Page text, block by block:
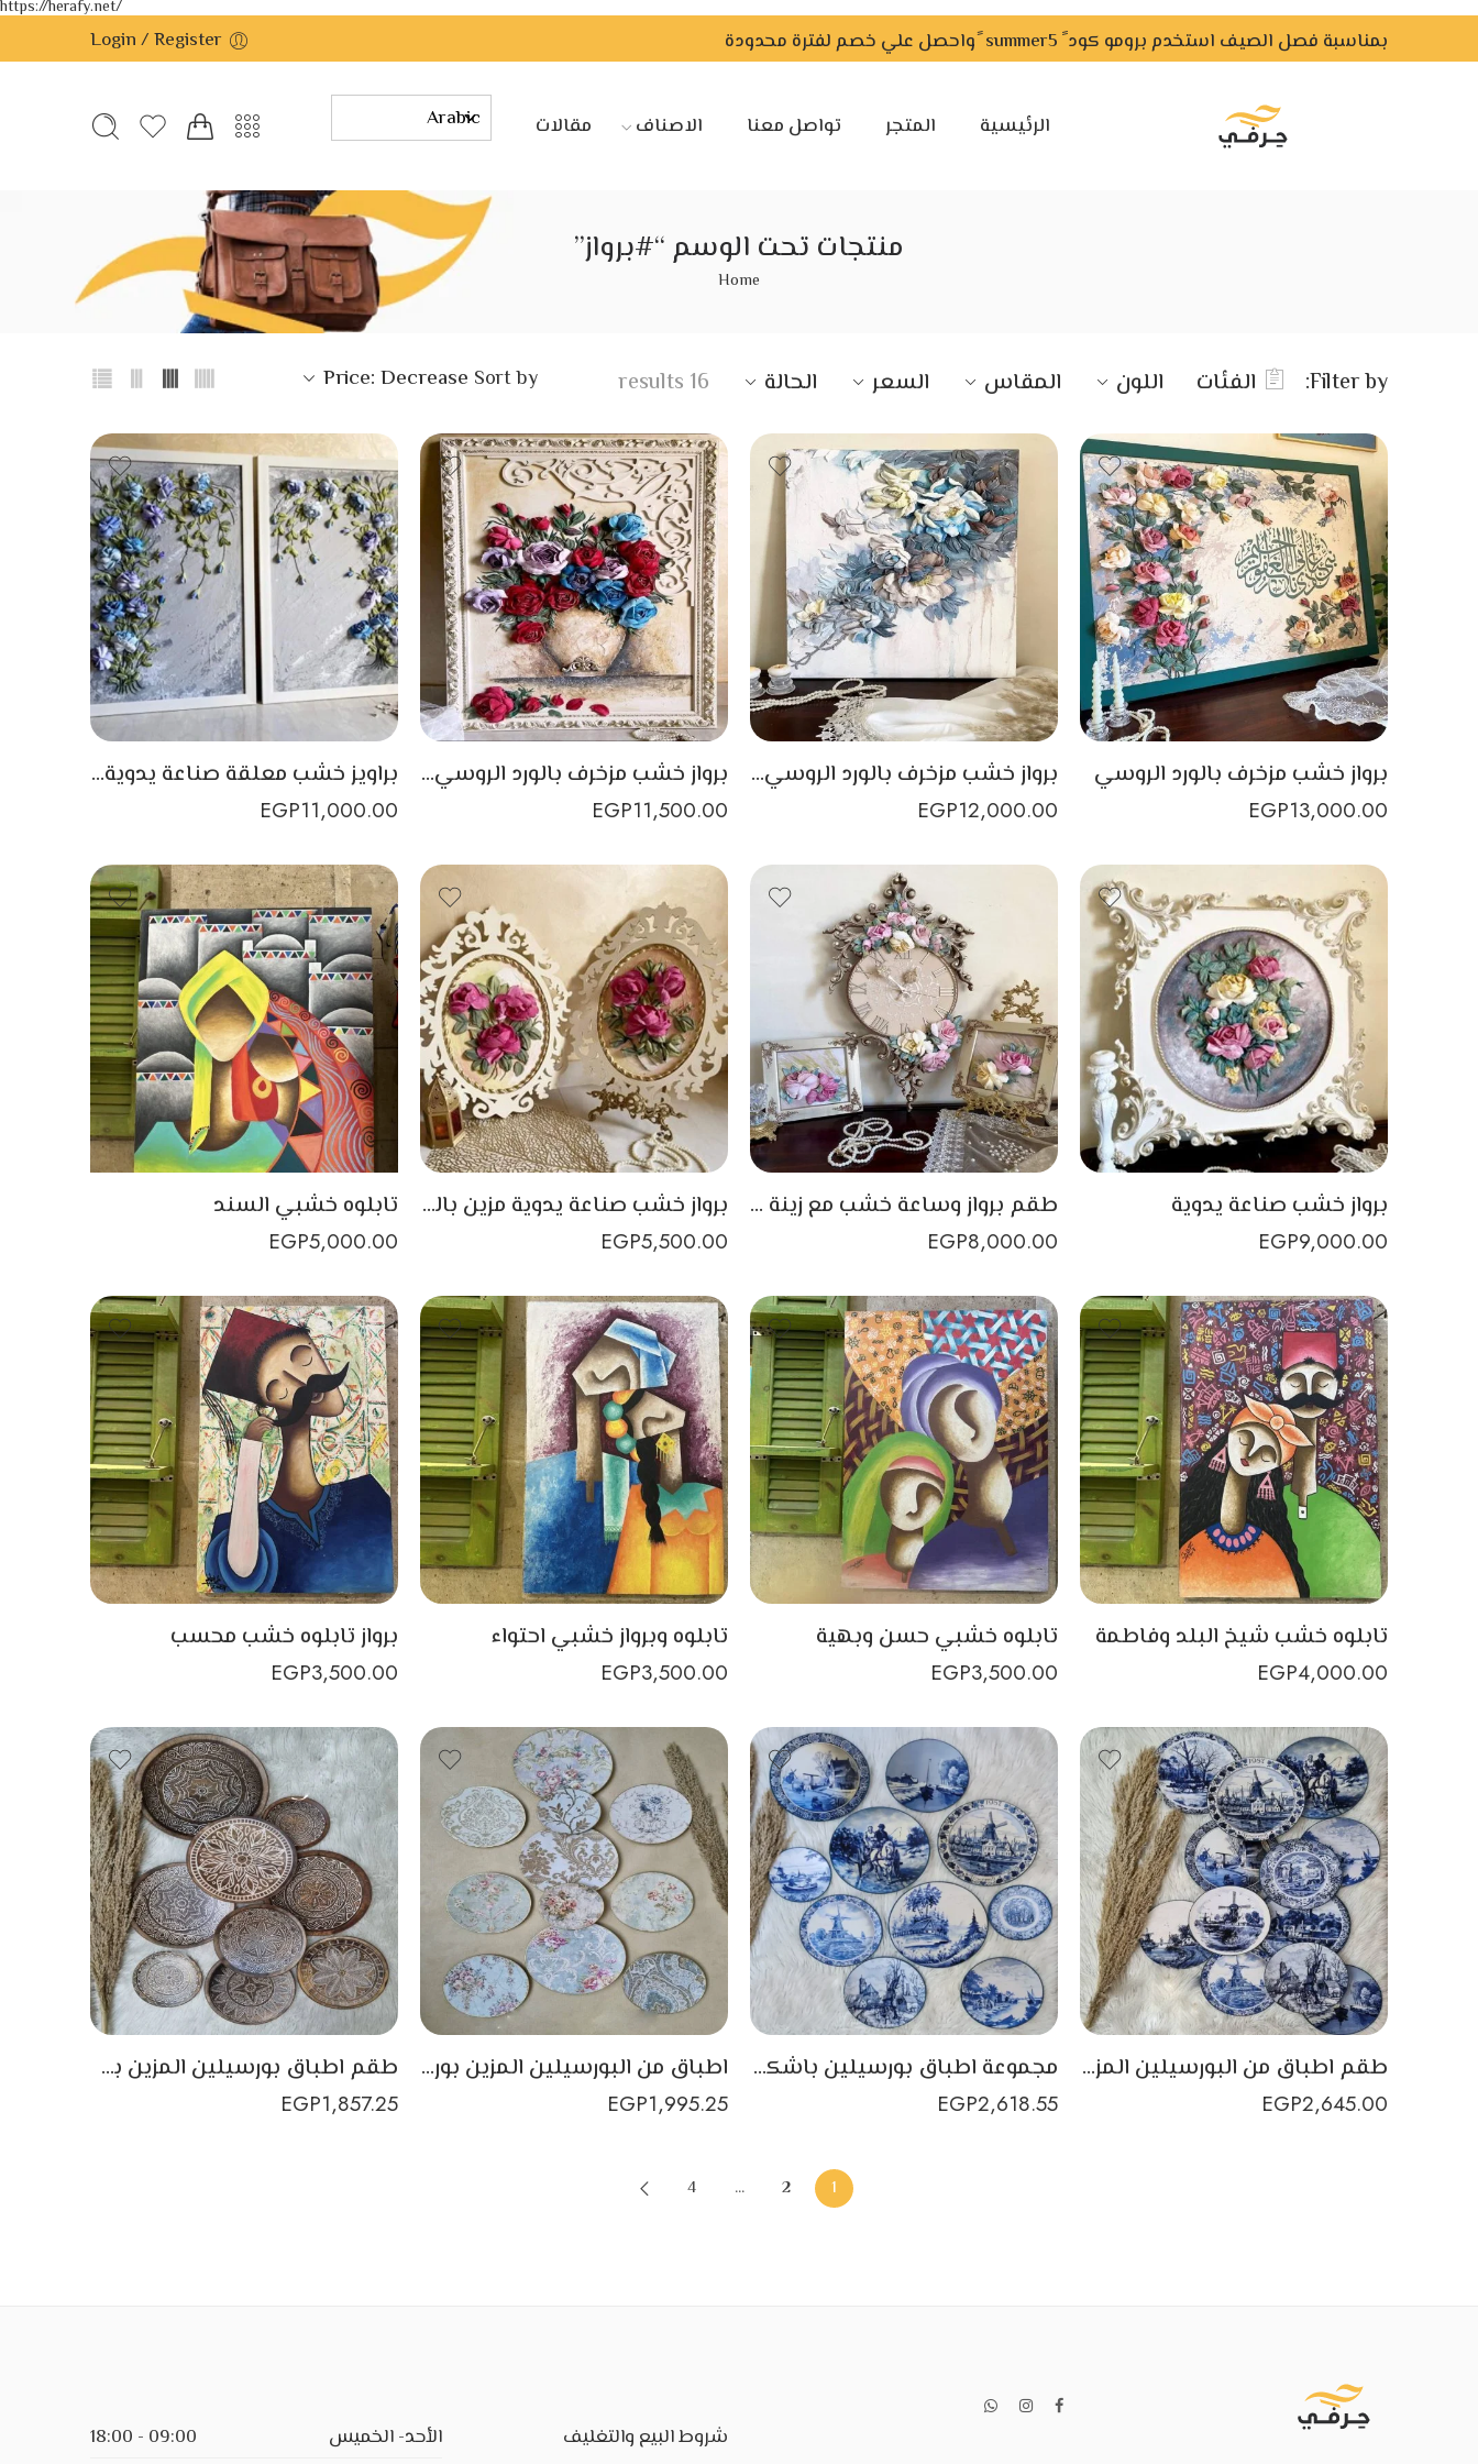
https://herafy.net/
بمناسبة فصل الصيف استخدم برومو كود ً summer5 ًواحصل علي خصم لفترة محدودة Login / Register
الرئيسية المتجر تواصل معنا الاصناف مقالات
منتجات تحت الوسم “#برواز”
Home
Filter by: الفئات اللون المقاس السعر الحالة 16 results
Sort by
Price: Decrease
برواز خشب مزخرف بالورد الروسي
EGP13,000.00
برواز خشب مزخرف بالورد الروسي ذو مظهر جذاب
EGP12,000.00
برواز خشب مزخرف بالورد الروسي ذو مظهر عصري
EGP11,500.00
براويز خشب معلقة صناعة يدوية مع تقنية الورد البارز
EGP11,000.00
برواز خشب صناعة يدوية
EGP9,000.00
طقم برواز وساعة خشب مع زينة الورود البارزة
EGP8,000.00
برواز خشب صناعة يدوية مزين بالورد البارز
EGP5,500.00
تابلوه خشبي السند
EGP5,000.00
تابلوه خشب شيخ البلد وفاطمة
EGP4,000.00
تابلوه خشبي حسن وبهية
EGP3,500.00
تابلوه وبرواز خشبي احتواء
EGP3,500.00
برواز تابلوه خشب محسب
EGP3,500.00
طقم اطباق من البورسيلين المزين برسومات من اللون الازرق بفن الديكوباج
EGP2,645.00
مجموعة اطباق بورسيلين باشكال كلاسيكية 10قطع بفن الديكوباج باللون الازرق
EGP2,618.55
اطباق من البورسيلين المزين بورود بفن الديكوباج للتعليق على الحائط مكون من 11 طبق
EGP1,995.25
طقم اطباق بورسيلين المزين بفن الديكوباج للتعليق على الحائط مكون من 9 اطباق باللون البني
EGP1,857.25
1
2
…
4
شروط البيع والتغليف
الأحد- الخميس 09:00 - 18:00